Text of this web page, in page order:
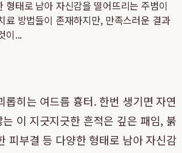
형태로 남아 자신감을 떨어뜨리는 주범이
료 방법들이 존재하지만, 만족스러운 결과
이...
롭히는 여드름 흉터. 한번 생기면 자연
이 지긋지긋한 흔적은 깊은 패임, 붉
피부결 등 다양한 형태로 남아 자신감